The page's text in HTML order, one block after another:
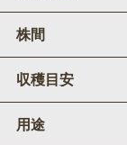
株間
収穫目安
用途